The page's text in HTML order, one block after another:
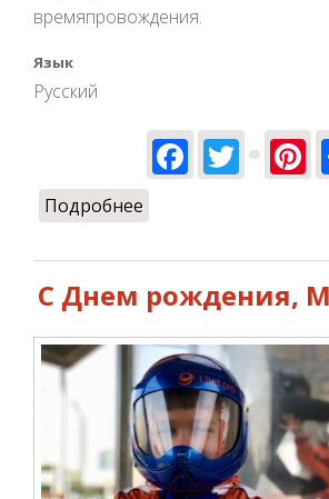
времяпровождения.
Язык
Русский
Подробнее
С Днем рождения,